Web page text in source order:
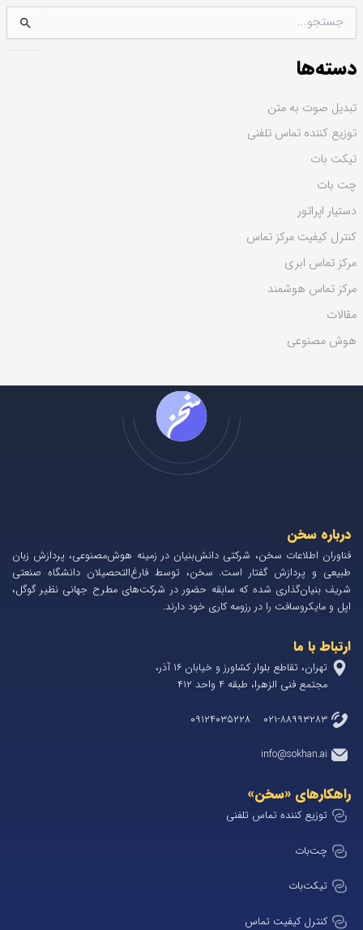
س
ج
ب
ا
ی
:
دسته‌ها
تبدیل صوت به متن
توزیع کننده تماس تلفنی
تیکت بات
چت بات
دستیار اپراتور
کنترل کیفیت مرکز تماس
مرکز تماس ابری
مرکز تماس هوشمند
مقالات
هوش مصنوعی
ارتباط با ما
تهران، تقاطع بلوار کشاورز و خیابان 1۶ آذر،
مجتمع فنی الزهرا، طبقه ۴ واحد ۴۱۲
۰۲۱-۸۸۹۹۳۲۸۳ ۰۹۱۲۴۰۳۵۲۲۸
info@sokhan.ai
درباره سخن
فناوران اطلاعات سخن، شرکتی دانش‌بنیان در زمینه هوش‌مصنوعی، پردازش زبان
طبیعی و پردازش گفتار است. سخن، توسط فارغ‌التحصیلان دانشگاه صنعتی
شریف بنیان‌گذاری شده که سابقه حضور در شرکت‌های مطرح جهانی نظیر گوگل،
اپل و مایکروسافت را در رزومه کاری خود دارند.
راهکارهای «سخن»
توزیع کننده تماس تلفنی
چت‌بات
تیکت‌بات
کنترل کیفیت تماس